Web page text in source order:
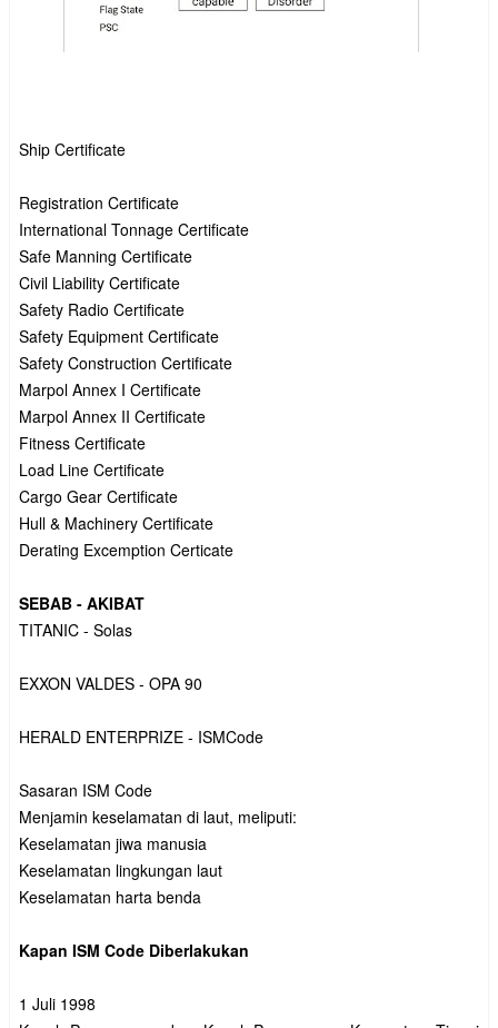
Ship Certificate
Registration Certificate
International Tonnage Certificate
Safe Manning Certificate
Civil Liability Certificate
Safety Radio Certificate
Safety Equipment Certificate
Safety Construction Certificate
Marpol Annex I Certificate
Marpol Annex II Certificate
Fitness Certificate
Load Line Certificate
Cargo Gear Certificate
Hull & Machinery Certificate
Derating Excemption Certicate
SEBAB - AKIBAT
TITANIC - Solas
EXXON VALDES - OPA 90
HERALD ENTERPRIZE - ISMCode
Sasaran ISM Code
Menjamin keselamatan di laut, meliputi:
Keselamatan jiwa manusia
Keselamatan lingkungan laut
Keselamatan harta benda
Kapan ISM Code Diberlakukan
1 Juli 1998